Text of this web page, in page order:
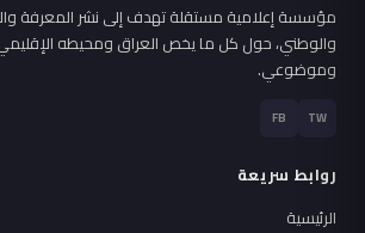
مؤسسة إعلامية مستقلة تهدف إلى نشر المعرفة
والوطني، حول كل ما يخص العراق ومحيطه
وموضوعي.
TW
FB
روابط سريعة
الرئيسية